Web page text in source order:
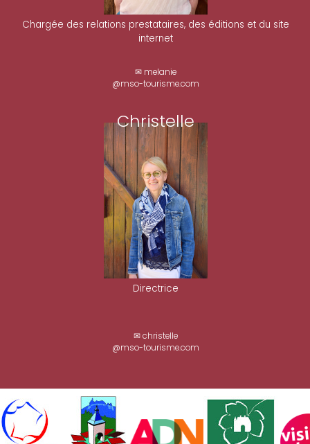
Chargée des relations prestataires, des éditions et du site
internet
✉ melanie
@mso-tourisme.com
Christelle
Directrice
✉ christelle
@mso-tourisme.com